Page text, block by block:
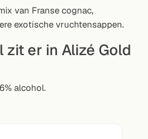
toe.
van Franse cognac,
exotische vruchtensappen.
zit er in Alizé Gold
alcohol.